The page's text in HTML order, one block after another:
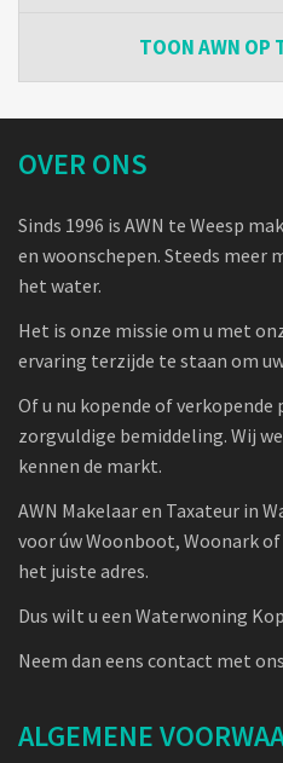
TOONAWN OP
OVER ONS
Sinds 1996 is AWN te Weesp
en woonschepen. Steeds meer
het water.
Het is onze missie om u met
ervaring terzijde te staan om
Of u nu kopende of
zorgvuldige bemiddeling. Wij
kennen de markt.
AWN Makelaar en Taxateur in
voor úw Woonboot, Woonark
het juiste adres.
Dus wilt u een Waterwoning
Neem dan eens contact met
ALGEMENE